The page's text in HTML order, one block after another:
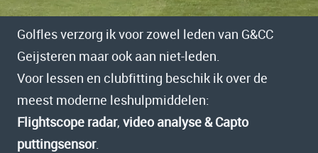
Golfles verzorg ik voor zowel leden van G&CC
Geijsteren maar ook aan niet-leden.
Voor lessen en clubfitting beschik ik over de
meest moderne leshulpmiddelen:
Flightscope radar, video analyse & Capto
puttingsensor.